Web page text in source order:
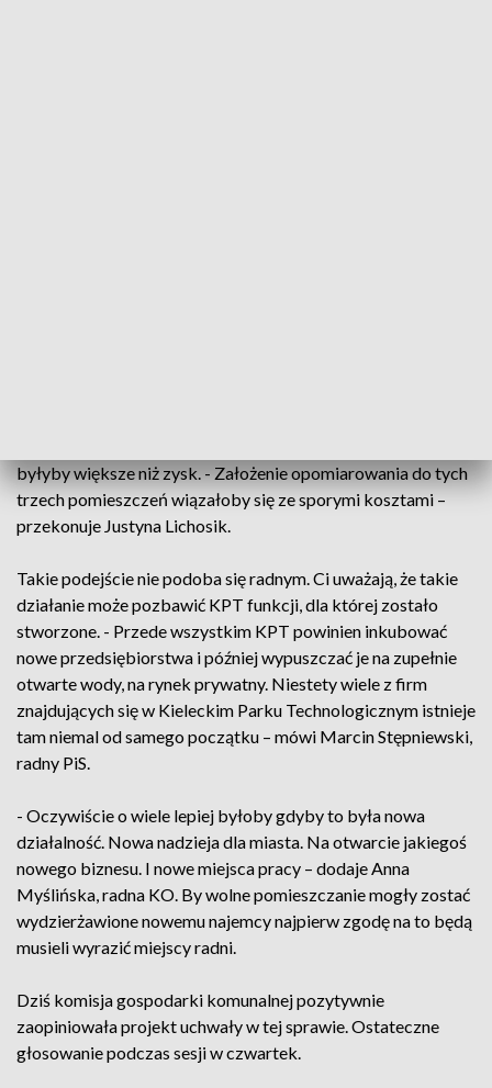
byłyby większe niż zysk. - Założenie opomiarowania do tych
trzech pomieszczeń wiązałoby się ze sporymi kosztami –
przekonuje Justyna Lichosik.
Takie podejście nie podoba się radnym. Ci uważają, że takie
działanie może pozbawić KPT funkcji, dla której zostało
stworzone. - Przede wszystkim KPT powinien inkubować
nowe przedsiębiorstwa i później wypuszczać je na zupełnie
otwarte wody, na rynek prywatny. Niestety wiele z firm
znajdujących się w Kieleckim Parku Technologicznym istnieje
tam niemal od samego początku – mówi Marcin Stępniewski,
radny PiS.
- Oczywiście o wiele lepiej byłoby gdyby to była nowa
działalność. Nowa nadzieja dla miasta. Na otwarcie jakiegoś
nowego biznesu. I nowe miejsca pracy – dodaje Anna
Myślińska, radna KO. By wolne pomieszczanie mogły zostać
wydzierżawione nowemu najemcy najpierw zgodę na to będą
musieli wyrazić miejscy radni.
Dziś komisja gospodarki komunalnej pozytywnie
zaopiniowała projekt uchwały w tej sprawie. Ostateczne
głosowanie podczas sesji w czwartek.